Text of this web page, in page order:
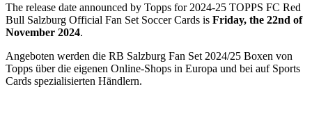
The release date announced by Topps for 2024-25 TOPPS FC Red
Bull Salzburg Official Fan Set Soccer Cards is Friday, the 22nd of
November 2024.
Angeboten werden die RB Salzburg Fan Set 2024/25 Boxen von
Topps über die eigenen Online-Shops in Europa und bei auf Sports
Cards spezialisierten Händlern.